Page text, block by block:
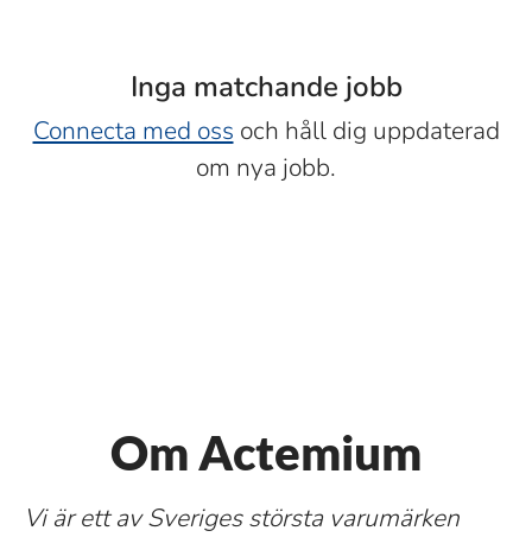
Inga matchande jobb
Connecta med oss och håll dig uppdaterad
om nya jobb.
Om Actemium
Vi är ett av Sveriges största varumärken